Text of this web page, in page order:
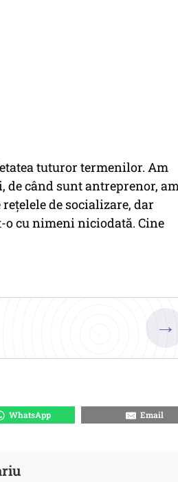
tuturor termenilor. Am
de când sunt antreprenor,
de socializare, dar
cu nimeni niciodată. Cine
→
WhatsApp Email